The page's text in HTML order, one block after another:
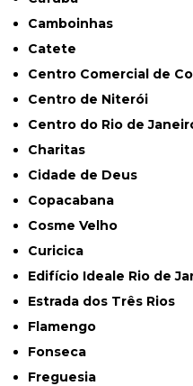
Camboinhas
Catete
Centro Comercial de
Centro de Niterói
Centro do Rio de
Charitas
Cidade de Deus
Copacabana
Cosme Velho
Curicica
Edifício Ideale Rio de
Estrada dos Três Rios
Flamengo
Fonseca
Freguesia